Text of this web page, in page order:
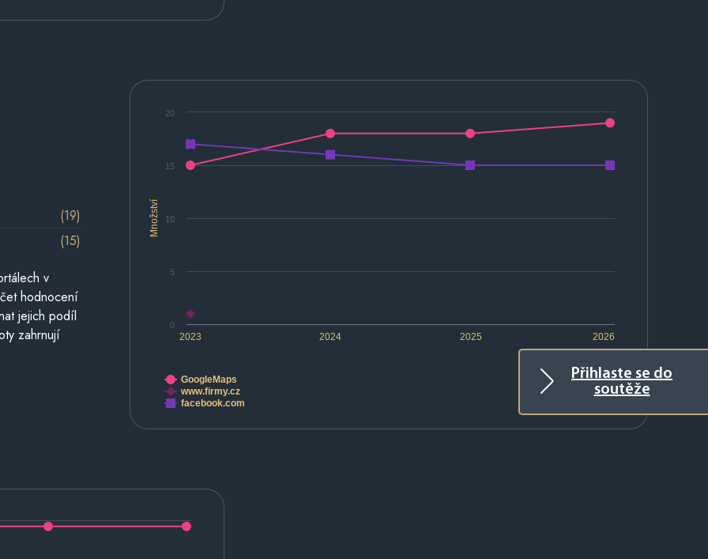
Přihlaste se do
soutěže
Množství
2023 2024 2025 2026
0
5
10
15
20
GoogleMaps
www.firmy.cz
facebook.com
(19)
(15)
v
hodnocení
jejich podíl
zahrnují